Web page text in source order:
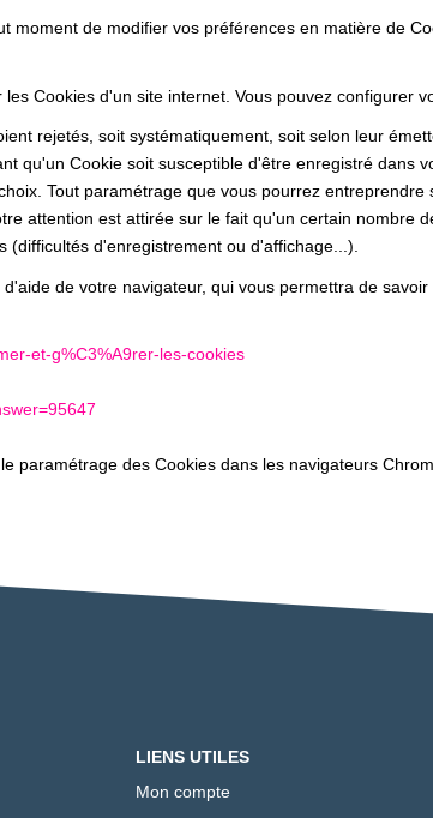
de modifier vos préférences en matière de
Cookies d'un site internet. Vous pouvez configurer
rejetés, soit systématiquement, soit selon leur
qu'un Cookie soit susceptible d'être enregistré dans
Tout paramétrage que vous pourrez
attention est attirée sur le fait qu'un certain nombre
d'enregistrement ou d'affichage...).
de votre navigateur, qui vous permettra de
et-g%C3%A9rer-les-cookies
paramétrage des Cookies dans les navigateurs
LIENS UTILES
Mon compte